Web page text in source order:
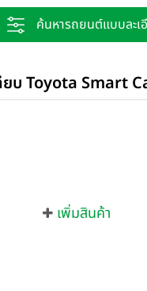
ค้นหารถยนต์แบบละเ
ยบ Toyota Smart
เพิ่มสินค้า